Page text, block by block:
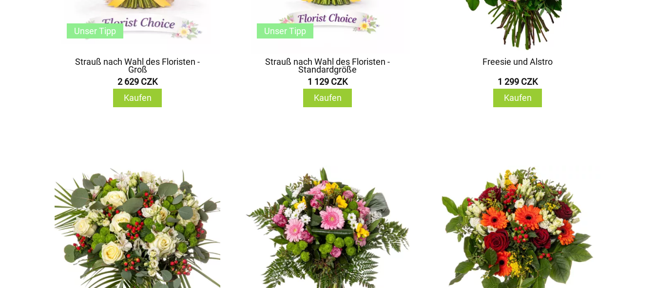
Strauß nach Wahl des Floristen -
Groß
2 629 CZK
Kaufen
Unser Tipp
Strauß nach Wahl des Floristen -
Standardgröße
1 129 CZK
Kaufen
Unser Tipp
Freesie und Alstro
1 299 CZK
Kaufen